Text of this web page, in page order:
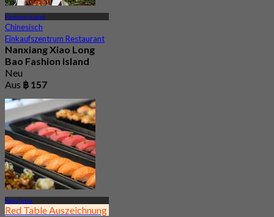
Fashion Island
Chinesisch
Einkaufszentrum Restaurant
Nanxiang Xiao Long
Bao Fashion Island
Neu
Aus ฿ 157
Ram Intra
Red Table Auszeichnung